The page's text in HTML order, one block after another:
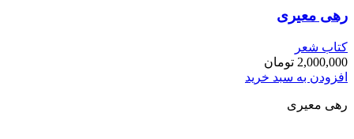
رهی معیری
کتاب شعر
2,000,000 تومان
افزودن به سبد خرید
رهی معیری